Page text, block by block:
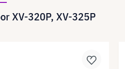
XV-320P, XV-325P